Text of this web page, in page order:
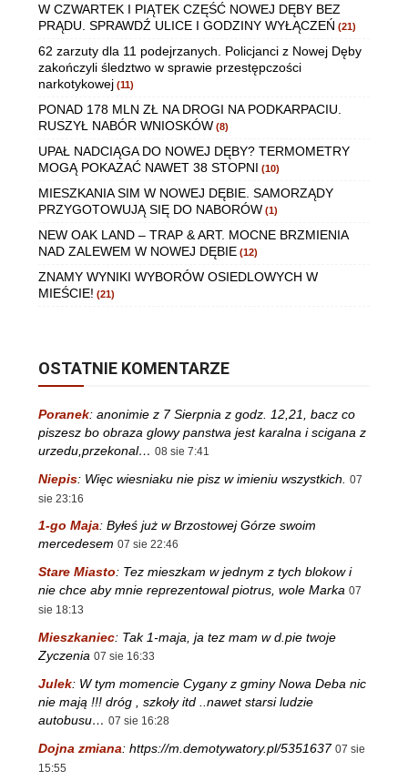
W CZWARTEK I PIĄTEK CZĘŚĆ NOWEJ DĘBY BEZ
PRĄDU. SPRAWDŹ ULICE I GODZINY WYŁĄCZEŃ (21)
62 zarzuty dla 11 podejrzanych. Policjanci z Nowej Dęby
zakończyli śledztwo w sprawie przestępczości
narkotykowej (11)
PONAD 178 MLN ZŁ NA DROGI NA PODKARPACIU.
RUSZYŁ NABÓR WNIOSKÓW (8)
UPAŁ NADCIĄGA DO NOWEJ DĘBY? TERMOMETRY
MOGĄ POKAZAĆ NAWET 38 STOPNI (10)
MIESZKANIA SIM W NOWEJ DĘBIE. SAMORZĄDY
PRZYGOTOWUJĄ SIĘ DO NABORÓW (1)
NEW OAK LAND – TRAP & ART. MOCNE BRZMIENIA
NAD ZALEWEM W NOWEJ DĘBIE (12)
ZNAMY WYNIKI WYBORÓW OSIEDLOWYCH W
MIEŚCIE! (21)
OSTATNIE KOMENTARZE
Poranek: anonimie z 7 Sierpnia z godz. 12,21, bacz co
piszesz bo obraza glowy panstwa jest karalna i scigana z
urzedu,przekonal… 08 sie 7:41
Niepis: Więc wiesniaku nie pisz w imieniu wszystkich.
07
sie 23:16
1-go Maja: Byłeś już w Brzostowej Górze swoim
mercedesem 07 sie 22:46
Stare Miasto: Tez mieszkam w jednym z tych blokow i
nie chce aby mnie reprezentowal piotrus, wole Marka 07
sie 18:13
Mieszkaniec: Tak 1-maja, ja tez mam w d.pie twoje
Zyczenia 07 sie 16:33
Julek: W tym momencie Cygany z gminy Nowa Deba nic
nie mają !!! dróg , szkoły itd ..nawet starsi ludzie
autobusu… 07 sie 16:28
Dojna zmiana: https://m.demotywatory.pl/5351637 07 sie
15:55